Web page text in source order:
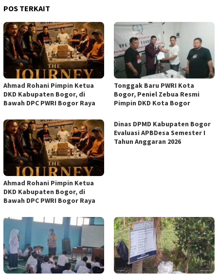
POS TERKAIT
Ahmad Rohani Pimpin Ketua
DKD Kabupaten Bogor, di
Bawah DPC PWRI Bogor Raya
Tonggak Baru PWRI Kota
Bogor, Peniel Zebua Resmi
Pimpin DKD Kota Bogor
Ahmad Rohani Pimpin Ketua
DKD Kabupaten Bogor, di
Bawah DPC PWRI Bogor Raya
Dinas DPMD Kabupaten Bogor
Evaluasi APBDesa Semester I
Tahun Anggaran 2026